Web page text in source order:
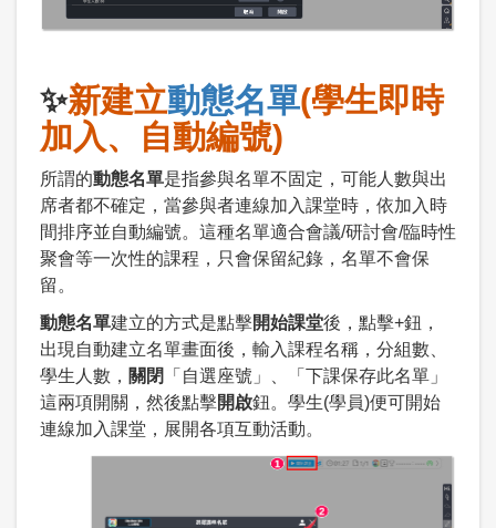
✨新建立動態名單(學生即時
加入、自動編號)
所謂的動態名單是指參與名單不固定，可能人數與出
席者都不確定，當參與者連線加入課堂時，依加入時
間排序並自動編號。這種名單適合會議/研討會/臨時性
聚會等一次性的課程，只會保留紀錄，名單不會保
留。
動態名單建立的方式是點擊開始課堂後，點擊+鈕，
出現自動建立名單畫面後，輸入課程名稱，分組數、
學生人數， 關閉
「自選座號」、「下課保存此名單」
這兩項開關，然後點擊開啟鈕。學生(學員)便可開始
連線加入課堂，展開各項互動活動。